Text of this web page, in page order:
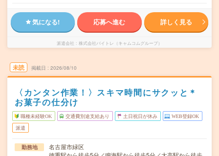
気になる! 応募へ進む 詳しく見る
派遣会社 株式会社バイトレ（キャムコムグループ）
未読 掲載日 2026/08/10
〈カンタン作業！〉スキマ時間にサクッと＊
お菓子の仕分け
職種未経験OK 交通費別途支給あり 土日祝日が休み WEB登録OK
派遣
勤務地
名古屋市緑区